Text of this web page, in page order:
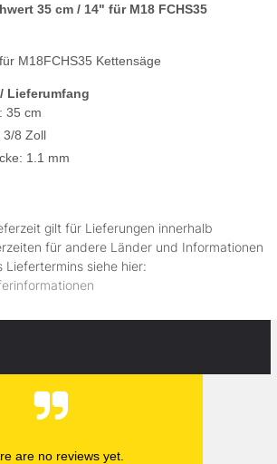
35 cm / 14" für M18 FCHS35
M18FCHS35 Kettensäge
Lieferumfang
35 cm
3/8 Zoll
1.1 mm
gilt für Lieferungen innerhalb
für andere Länder und Informationen
Liefertermins siehe hier:
are no reviews yet.